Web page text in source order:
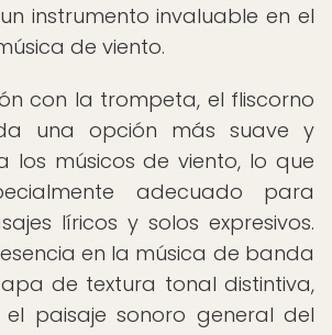
instrumento invaluable en el
de viento.
con la trompeta, el fliscorno
una opción más suave y
los músicos de viento, lo que
adecuado para
líricos y solos expresivos.
en la música de banda
de textura tonal distintiva,
el paisaje sonoro general del